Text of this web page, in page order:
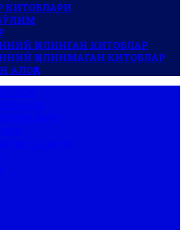
КИТОБЛАРИ
ҚИЛИНГАН КИТОБЛАР
ҚИЛИНМАГАН КИТОБЛАР
АЛОҚА